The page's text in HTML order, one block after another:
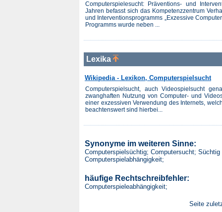
Computerspielesucht: Präventions- und
Jahren befasst sich das Kompetenzzentrum
und Interventionsprogramms „Exzessive
Programms wurde neben ...
Lexika
Wikipedia - Lexikon, Computerspielsucht
Computerspielsucht, auch Videospielsucht
zwanghaften Nutzung von Computer- und
einer exzessiven Verwendung des Internets,
beachtenswert sind hierbei...
Synonyme im weiteren Sinne:
Computerspielsüchtig; Computersucht;
Computerspielabhängigkeit;
häufige Rechtschreibfehler:
Computerspieleabhängigkeit;
Seite